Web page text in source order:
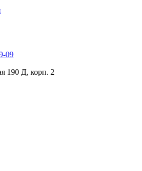
09
190 Д, корп. 2